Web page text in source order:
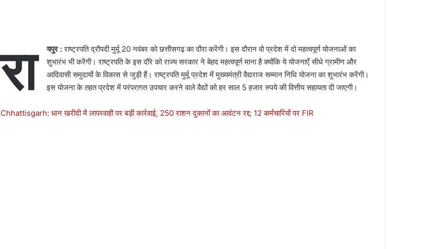
रा यपुर :राष्ट्रपति द्रौपदी मुर्मू 20 नवंबर को छत्तीसगढ़ का दौरा करेंगी। इस दौरान वो प्रदेश में दो महत्वपूर्ण योजनाओं का
शुभारंभ भी करेंगी। राष्ट्रपति के इस दौरे को राज्य सरकार ने बेहद महत्वपूर्ण माना है क्योंकि ये योजनाएँ सीधे ग्रामीण और
आदिवासी समुदायों के विकास से जुड़ी हैं।राष्ट्रपति मुर्मू प्रदेश में मुख्यमंत्री वैद्यराज सम्मान निधि योजना का शुभारंभ करेंगी।
इस योजना के तहत प्रदेश में परंपरागत उपचार करने वाले वैद्यों को हर साल 5 हजार रुपये की वित्तीय सहायता दी जाएगी।
Chhattisgarh: धान खरीदी में लापरवाही पर बड़ी कार्रवाई, 250 राशन दुकानों का आवंटन रद्द; 12 कर्मचारियों पर FIR